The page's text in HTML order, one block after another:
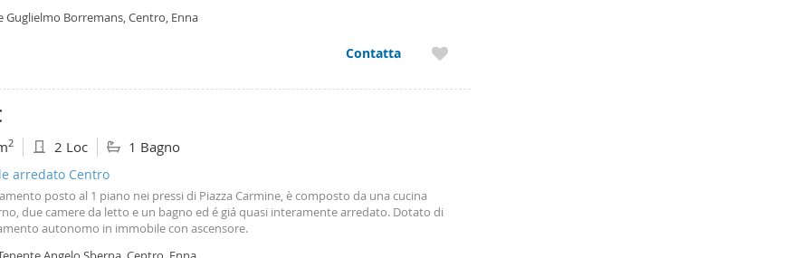
interna ed esterna. Sono inoltre disponibili posti auto per maggiore
Contattami per qualunque informazione o per prenotare una visita.
Guglielmo Borremans, Centro, Enna
Contatta
2 2 Loc 1 Bagno
arredato Centro
posto al 1 piano nei pressi di Piazza Carmine, è composto da una cucina
due camere da letto e un bagno ed é giá quasi interamente arredato. Dotato di
autonomo in immobile con ascensore.